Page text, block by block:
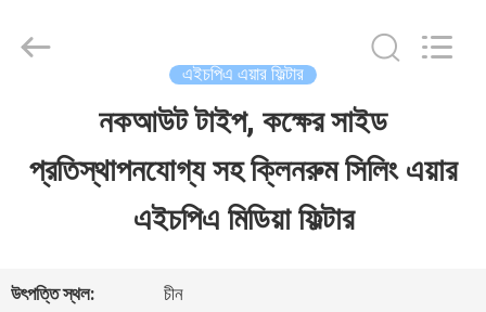
আমাদের
Purification
এইচপিএ এয়ার ফিল্টার
নকআউট টাইপ, কক্ষের সাইড
প্রতিস্থাপনযোগ্য সহ ক্লিনরুম সিলিং এয়ার
এইচপিএ মিডিয়া ফিল্টার
উৎপত্তি স্থল: চীন